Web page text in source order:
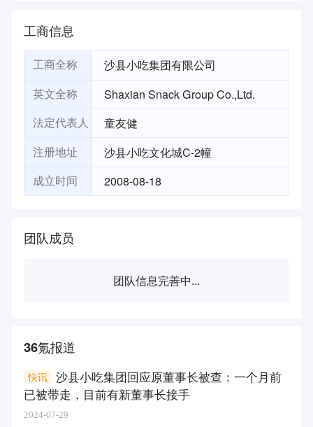
工商信息
工商全称 沙县小吃集团有限公司
英文全称 Shaxian Snack Group Co.,Ltd.
法定代表人 童友健
注册地址 沙县小吃文化城C-2幢
成立时间 2008-08-18
团队成员
团队信息完善中...
36氪报道
沙县小吃集团回应原董事长被查：一个月前
已被带走，目前有新董事长接手
快讯
2024-07-29